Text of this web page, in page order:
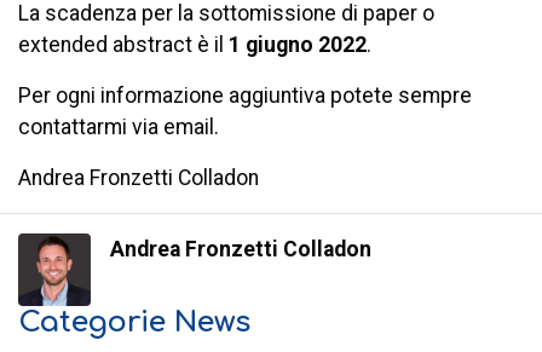
La scadenza per la sottomissione di paper o
extended abstract è il 1 giugno 2022.
Per ogni informazione aggiuntiva potete sempre
contattarmi via email.
Andrea Fronzetti Colladon
Andrea Fronzetti Colladon
Categorie News